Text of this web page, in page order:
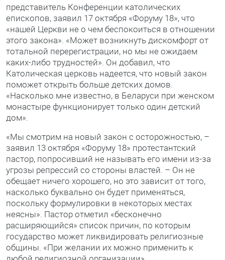
представитель Конференции католических
епископов, заявил 17 октября «Форуму 18», что
«нашей Церкви не о чем беспокоиться в отношении
этого закона». «Может возникнуть дискомфорт от
тотальной перерегистрации, но мы не ожидаем
каких-либо трудностей». Он добавил, что
Католическая церковь надеется, что новый закон
поможет открыть больше детских домов.
«Насколько мне известно, в Беларуси при женском
монастыре функционирует только один детский
дом».
«Мы смотрим на новый закон с осторожностью, –
заявил 13 октября «Форуму 18» протестантский
пастор, попросивший не называть его имени из-за
угрозы репрессий со стороны властей. – Он не
обещает ничего хорошего, но это зависит от того,
насколько буквально он будет применяться,
поскольку формулировки в некоторых местах
неясны». Пастор отметил «бесконечно
расширяющийся» список причин, по которым
государство может ликвидировать религиозные
общины. «При желании их можно применить к